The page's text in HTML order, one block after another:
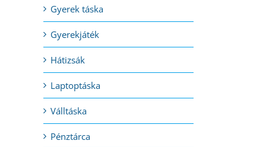
Gyerek táska
Gyerekjáték
Hátizsák
Laptoptáska
Válltáska
Pénztárca